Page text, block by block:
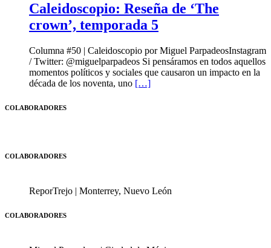
Caleidoscopio: Reseña de ‘The
crown’, temporada 5
Columna #50 | Caleidoscopio por Miguel ParpadeosInstagram
/ Twitter: @miguelparpadeos Si pensáramos en todos aquellos
momentos políticos y sociales que causaron un impacto en la
década de los noventa, uno […]
COLABORADORES
COLABORADORES
ReporTrejo | Monterrey, Nuevo León
COLABORADORES